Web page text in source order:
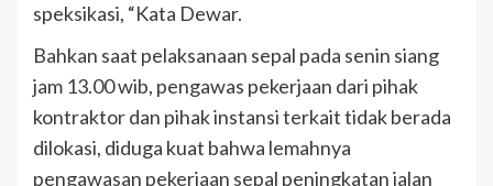
speksikasi, “Kata Dewar.
Bahkan saat pelaksanaan sepal pada senin siang
jam 13.00 wib, pengawas pekerjaan dari pihak
kontraktor dan pihak instansi terkait tidak berada
dilokasi, diduga kuat bahwa lemahnya
pengawasan pekerjaan sepal peningkatan jalan